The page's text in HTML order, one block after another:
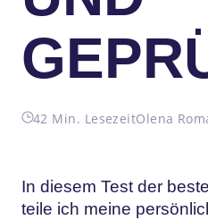
42 Min. LesezeitOlena
In diesem Test der
teile ich meine